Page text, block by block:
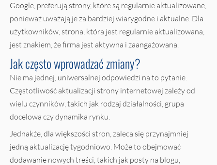
Google, preferują strony, które są regularnie aktualizowane,
ponieważ uważają je za bardziej wiarygodne i aktualne. Dla
użytkowników, strona, która jest regularnie aktualizowana,
jest znakiem, że firma jest aktywna i zaangażowana.
Jak często wprowadzać zmiany?
Nie ma jednej, uniwersalnej odpowiedzi na to pytanie.
Częstotliwość aktualizacji strony internetowej zależy od
wielu czynników, takich jak rodzaj działalności, grupa
docelowa czy dynamika rynku.
Jednakże, dla większości stron, zaleca się przynajmniej
jedną aktualizację tygodniowo. Może to obejmować
dodawanie nowych treści, takich jak posty na blogu,